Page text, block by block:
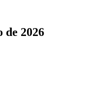
de 2026